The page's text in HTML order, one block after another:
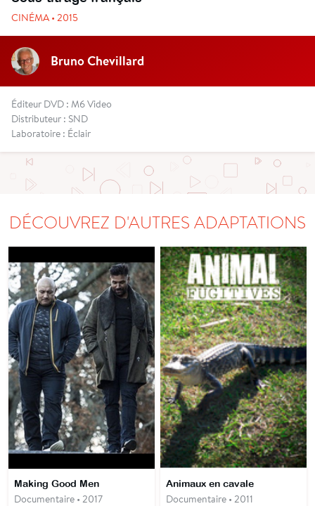
CINÉMA • 2015
Bruno Chevillard
Éditeur DVD : M6 Video
Distributeur : SND
Laboratoire : Éclair
DÉCOUVREZ D'AUTRES ADAPTATIONS
Making Good Men
Documentaire • 2017
Animaux en cavale
Documentaire • 2011